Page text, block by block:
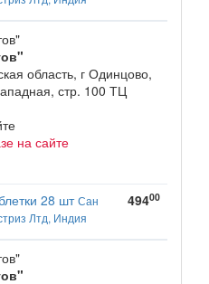
область, г Одинцово,
стр. 100 ТЦ
на сайте
28 штСан
Лтд, Индия
49400